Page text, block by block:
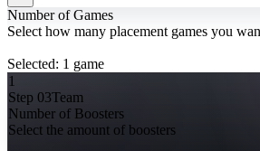
Number of Games
Select how many placement games you
Selected: 1 game
1
Step 03Team
Number of Boosters
Select the amount of boosters